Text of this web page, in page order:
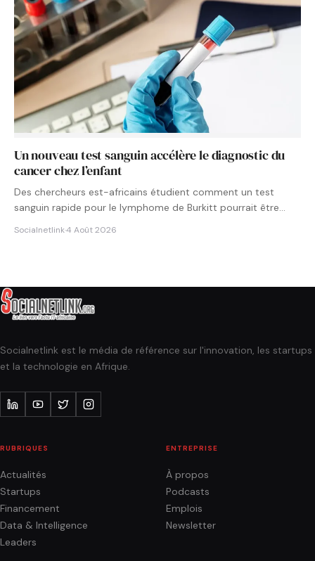
Un nouveau test sanguin accélère le diagnostic du
cancer chez l’enfant
Des chercheurs est-africains étudient comment un test
sanguin rapide pour le lymphome de Burkitt pourrait être
Socialnetlink·4 Août 2026
Socialnetlink est le média de référence sur l'innovation, les startups
et la technologie en Afrique.
RUBRIQUES
Actualités
Startups
Financement
Data & Intelligence
Leaders
ENTREPRISE
À propos
Podcasts
Emplois
Newsletter